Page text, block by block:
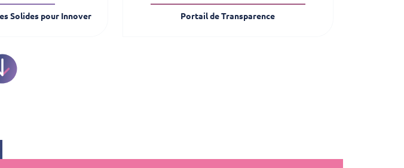
Solides pour Innover Portail de Transparence